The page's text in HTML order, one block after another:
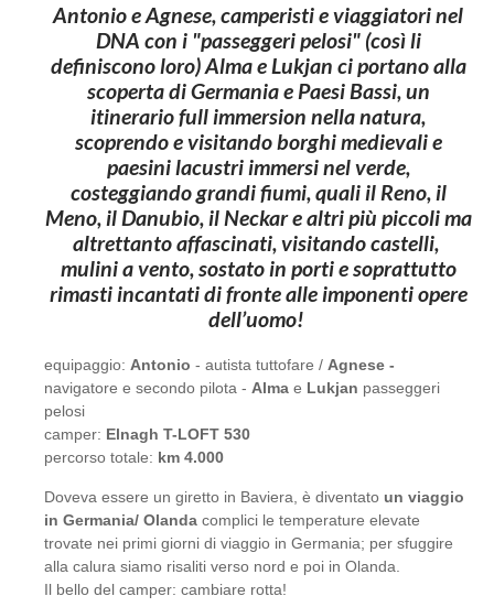
AntonioeAgnese, camperisti e viaggiatori nel
DNA con i "passeggeri pelosi" (così li
definiscono loro)AlmaeLukjan ci portano alla
scoperta diGermaniae Paesi Bassi, un
itinerario full immersion nella natura,
scoprendo e visitando borghi medievali e
paesini lacustri immersi nel verde,
costeggiando grandi fiumi, quali il Reno, il
Meno, il Danubio, il Neckar e altri più piccoli ma
altrettanto affascinati, visitando castelli,
mulini a vento, sostato in porti e soprattutto
rimasti incantati di fronte alle imponenti opere
dell’uomo!
equipaggio: Antonio - autista tuttofare / Agnese -
navigatore e secondo pilota - Alma e Lukjan passeggeri
pelosi
camper: Elnagh T-LOFT 530
percorso totale: km 4.000
Doveva essere un giretto in Baviera, è diventato un viaggio
in Germania/ Olanda complici le temperature elevate
trovate nei primi giorni di viaggio in Germania; per sfuggire
alla calura siamo risaliti verso nord e poi in Olanda.
Il bello del camper: cambiare rotta!